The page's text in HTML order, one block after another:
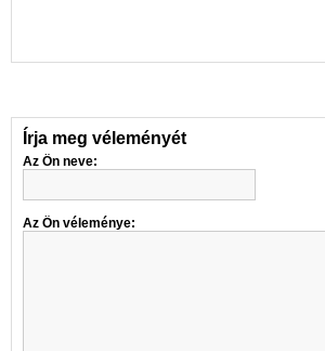
Írja meg véleményét
Az Ön neve:
Az Ön véleménye: